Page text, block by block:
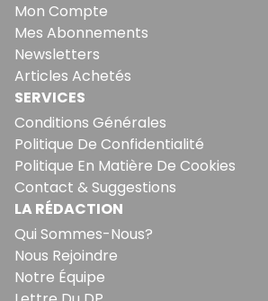
Mon Compte
Mes Abonnements
Newsletters
Articles Achetés
SERVICES
Conditions Générales
Politique De Confidentialité
Politique En Matière De Cookies
Contact & Suggestions
LA RÉDACTION
Qui Sommes-Nous?
Nous Rejoindre
Notre Équipe